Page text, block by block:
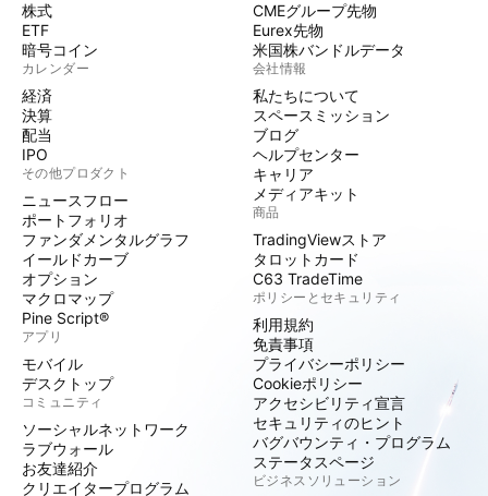
株式
ETF
暗号コイン
カレンダー
経済
決算
配当
IPO
その他プロダクト
ニュースフロー
ポートフォリオ
ファンダメンタルグラフ
イールドカーブ
オプション
マクロマップ
Pine Script®
アプリ
モバイル
デスクトップ
コミュニティ
ソーシャルネットワーク
ラブウォール
お友達紹介
クリエイタープログラム
CMEグループ先物
Eurex先物
米国株バンドルデータ
会社情報
私たちについて
スペースミッション
ブログ
ヘルプセンター
キャリア
メディアキット
商品
TradingViewストア
タロットカード
C63 TradeTime
ポリシーとセキュリティ
利用規約
免責事項
プライバシーポリシー
Cookieポリシー
アクセシビリティ宣言
セキュリティのヒント
バグバウンティ・プログラム
ステータスページ
ビジネスソリューション